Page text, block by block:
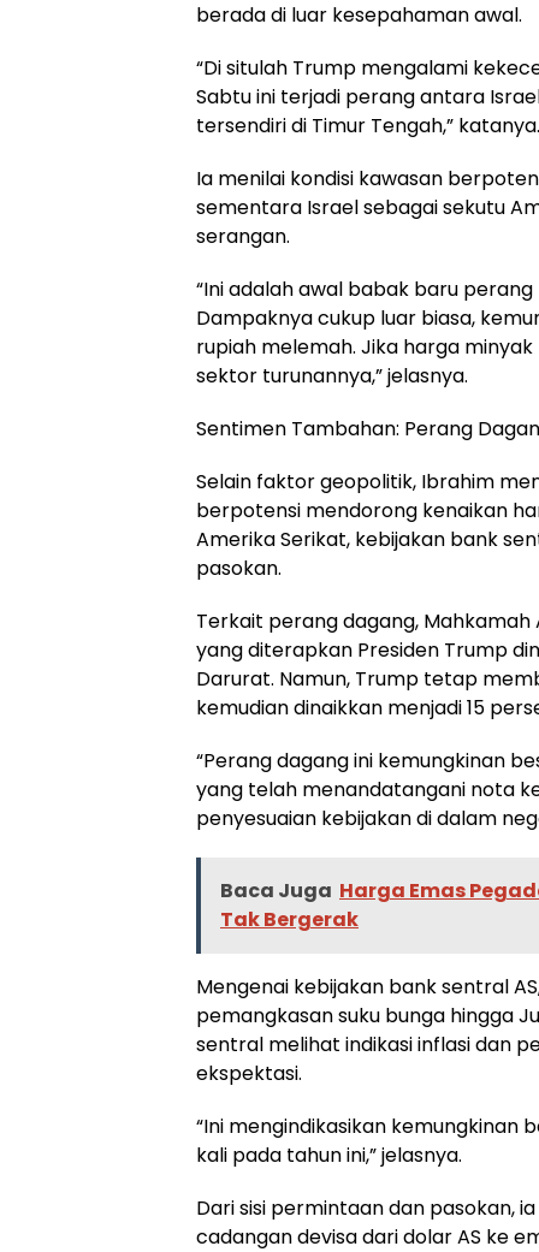
berada di luar kesepahaman awal.
“Di situlah Trump mengalami
Sabtu ini terjadi perang antara
tersendiri di Timur Tengah,” katanya.
Ia menilai kondisi kawasan
sementara Israel sebagai sekutu
serangan.
“Ini adalah awal babak baru
Dampaknya cukup luar biasa,
rupiah melemah. Jika harga
sektor turunannya,” jelasnya.
Sentimen Tambahan: Perang
Selain faktor geopolitik, Ibrahim
berpotensi mendorong kenaikan
Amerika Serikat, kebijakan bank
pasokan.
Terkait perang dagang,
yang diterapkan Presiden Trump
Darurat. Namun, Trump tetap
kemudian dinaikkan menjadi 15
“Perang dagang ini kemungkinan
yang telah menandatangani nota
penyesuaian kebijakan di dalam
Baca Juga Harga Emas
Tak Bergerak
Mengenai kebijakan bank sentral
pemangkasan suku bunga hingga
sentral melihat indikasi inflasi dan
ekspektasi.
“Ini mengindikasikan kemungkinan
kali pada tahun ini,” jelasnya.
Dari sisi permintaan dan pasokan,
cadangan devisa dari dolar AS ke